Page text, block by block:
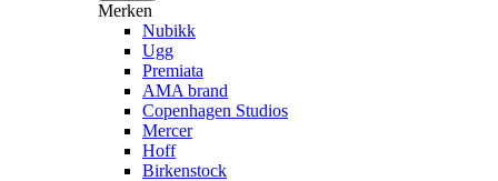
Merken
Nubikk
Ugg
Premiata
AMA brand
Copenhagen Studios
Mercer
Hoff
Birkenstock